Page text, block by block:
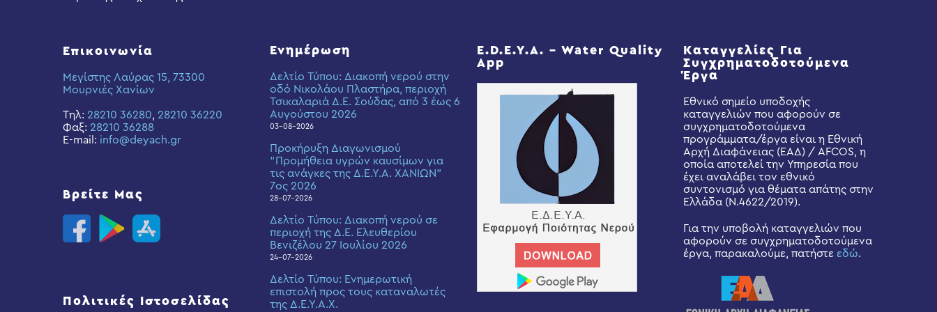
Επικοινωνία
Μεγίστης Λαύρας 15, 73300
Μουρνιές Χανίων
Τηλ: 28210 36280, 28210 36220
Φαξ: 28210 36288
E-mail: info@deyach.gr
Βρείτε Μας
Πολιτικές Ιστοσελίδας
Ενημέρωση
Δελτίο Τύπου: Διακοπή νερού στην
οδό Νικολάου Πλαστήρα, περιοχή
Τσικαλαριά Δ.Ε. Σούδας, από 3 έως 6
Αυγούστου 2026
03-08-2026
Προκήρυξη Διαγωνισμού
“Προμήθεια υγρών καυσίμων για
τις ανάγκες της Δ.Ε.Υ.Α. ΧΑΝΙΩΝ”
7ος 2026
28-07-2026
Δελτίο Τύπου: Διακοπή νερού σε
περιοχή της Δ.Ε. Ελευθερίου
Βενιζέλου 27 Ιουλίου 2026
24-07-2026
Δελτίο Τύπου: Eνημερωτική
επιστολή προς τους καταναλωτές
της Δ.Ε.Υ.Α.Χ.
E.D.E.Y.A. – Water Quality
App
Καταγγελίες Για
Συγχρηματοδοτούμενα
Έργα
Εθνικό σημείο υποδοχής
καταγγελιών που αφορούν σε
συγχρηματοδοτούμενα
προγράμματα/έργα είναι η Εθνική
Αρχή Διαφάνειας (ΕΑΔ) / AFCOS, η
οποία αποτελεί την Υπηρεσία που
έχει αναλάβει τον εθνικό
συντονισμό για θέματα απάτης στην
Ελλάδα (Ν.4622/2019).
Για την υποβολή καταγγελιών που
αφορούν σε συγχρηματοδοτούμενα
έργα, παρακαλούμε, πατήστε εδώ.